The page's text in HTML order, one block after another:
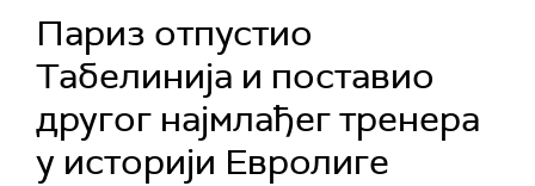
Париз отпустио
Табелинија и поставио
другог најмлађег тренера
у историји Евролиге